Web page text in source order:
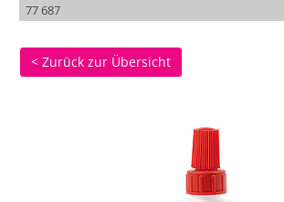
77 687
< Zurück zur Übersicht